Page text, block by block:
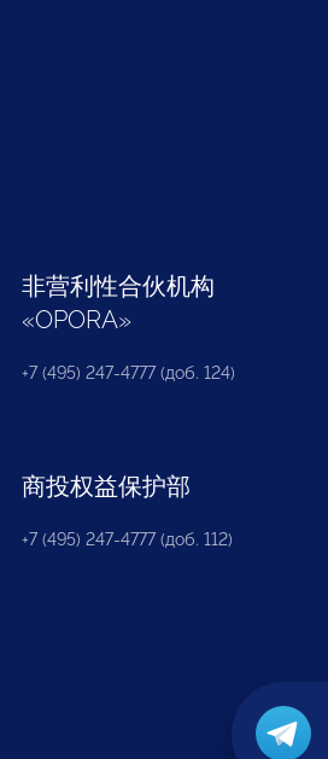
非营利性合伙机构
«OPORA»
+7 (495) 247-4777 (доб. 124)
商投权益保护部
+7 (495) 247-4777 (доб. 112)